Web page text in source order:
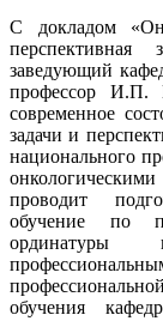
С докладом
перспективная
заведующий
профессор И.П.
современное
задачи и
национального
проводит
обучение по
ординатуры
обучения